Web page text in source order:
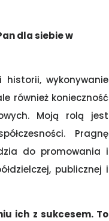
dla siebie w
wykonywanie
również konieczność
Moją rolą jest
Pragnę
do promowania i
publicznej i
ich z sukcesem. To